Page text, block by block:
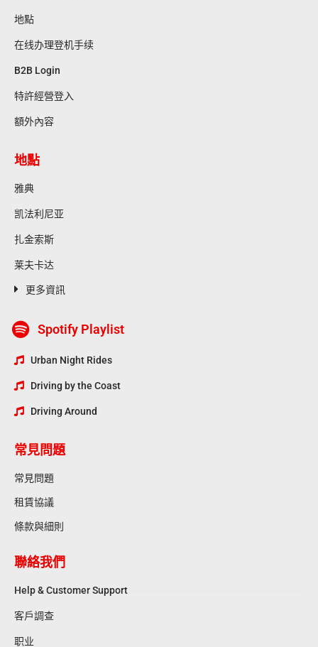
地點
在线办理登机手续
B2B Login
特許經營登入
額外內容
地點
雅典
凯法利尼亚
扎金索斯
莱夫卡达
更多資訊
Spotify Playlist
Urban Night Rides
Driving by the Coast
Driving Around
常見問題
常見問題
租賃協議
條款與細則
聯絡我們
Help & Customer Support
客戶調查
职业